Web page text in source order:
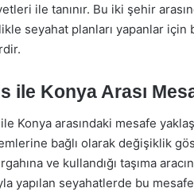
ile tanınır. Bu iki şehir
seyahat planları yapanlar
ile Konya Arası
Konya arasındaki mesafe
bağlı olarak değişiklik
ve kullandığı taşıma
yapılan seyahatlerde bu